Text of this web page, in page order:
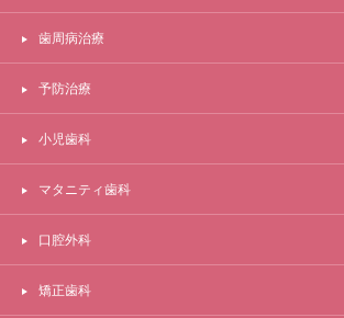
歯周病治療
予防治療
小児歯科
マタニティ歯科
口腔外科
矯正歯科